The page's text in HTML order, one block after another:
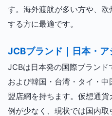
す。海外渡航が多い方や、
する方に最適です。
JCBブランド｜日本・
JCBは日本発の国際ブラン
および韓国・台湾・タイ・
盟店網を持ちます。仮想通
例が少なく、現状では国内